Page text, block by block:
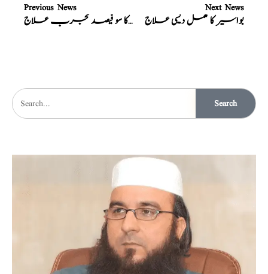
Previous News
بواسیر کا سو فیصد مجرب علاج
Next News
بواسیر کا مکمل دیسی علاج
Search